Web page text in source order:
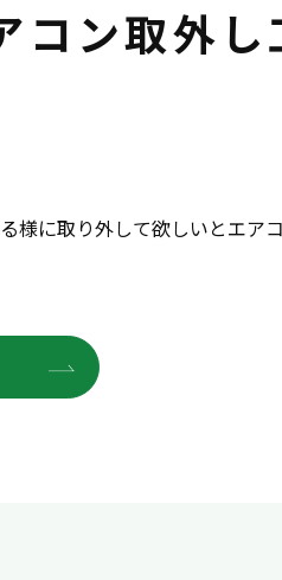
コン取外し
に取り外して欲しいとエア